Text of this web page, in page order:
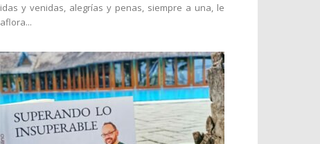
idas y venidas, alegrías y penas, siempre a una, le
aflora...